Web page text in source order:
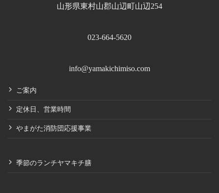
山形県東村山郡山辺町山辺254
023-664-5620
info@yamakichimiso.com
ご案内
定休日、営業時間
やまがた消防団応援事業
季節のランチヤマキチ膳